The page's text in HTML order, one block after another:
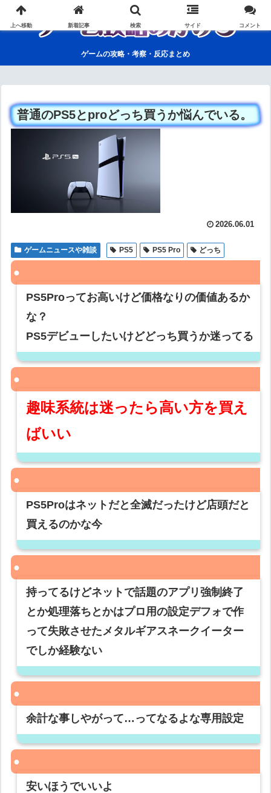
ゲームの攻略・考察・反応まとめ
普通のPS5とproどっち買うか悩んでいる。
2026.06.01
ゲームニュースや雑談 PS5 PS5 Pro どっち
PS5Proってお高いけど価格なりの価値あるか
な？
PS5デビューしたいけどどっち買うか迷ってる
趣味系統は迷ったら高い方を買え
ばいい
PS5Proはネットだと全滅だったけど店頭だと
買えるのかな今
持ってるけどネットで話題のアプリ強制終了
とか処理落ちとかはプロ用の設定デフォで作
って失敗させたメタルギアスネークイーター
でしか経験ない
余計な事しやがって…ってなるよな専用設定
安いほうでいいよ
上へ移動 新着記事 検索 サイド コメント